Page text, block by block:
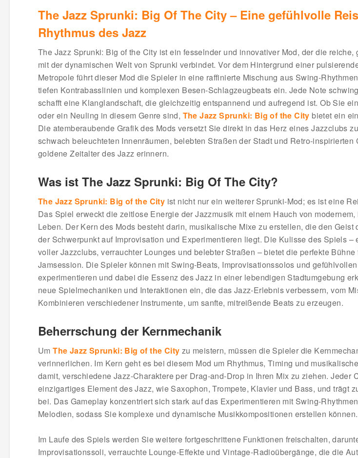
The Jazz Sprunki: Big Of The City – Eine gefühlvolle
Rhythmus des Jazz
The Jazz Sprunki: Big of the City ist ein fesselnder und innovativer Mod, der die
mit der dynamischen Welt von Sprunki verbindet. Vor dem Hintergrund einer
Metropole führt dieser Mod die Spieler in eine raffinierte Mischung aus Swing-
tiefen Kontrabasslinien und komplexen Besen-Schlagzeugbeats ein. Jede Note
schafft eine Klanglandschaft, die gleichzeitig entspannend und aufregend ist. Ob Sie
oder ein Neuling in diesem Genre sind, The Jazz Sprunki: Big of the City bietet ein
Die atemberaubende Grafik des Mods versetzt Sie direkt in das Herz eines Jazzclubs
schwach beleuchteten Innenräumen, belebten Straßen der Stadt und Retro-inspirierten
goldene Zeitalter des Jazz erinnern.
Was ist The Jazz Sprunki: Big Of The City?
The Jazz Sprunki: Big of the City ist nicht nur ein weiterer Sprunki-Mod; es ist eine
Das Spiel erweckt die zeitlose Energie der Jazzmusik mit einem Hauch von
Leben. Der Kern des Mods besteht darin, musikalische Mixe zu erstellen, die den Geist
der Schwerpunkt auf Improvisation und Experimentieren liegt. Die Kulisse des Spiels –
voller Jazzclubs, verrauchter Lounges und belebter Straßen – bietet die perfekte
Jamsession. Die Spieler können mit Swing-Beats, Improvisationssolos und
experimentieren und dabei die Essenz des Jazz in einer lebendigen Stadtumgebung
neue Spielmechaniken und Interaktionen ein, die das Jazz-Erlebnis verbessern, vom
Kombinieren verschiedener Instrumente, um sanfte, mitreißende Beats zu erzeugen.
Beherrschung der Kernmechanik
UmThe Jazz Sprunki: Big of the City zu meistern, müssen die Spieler die
verinnerlichen. Im Kern geht es bei diesem Mod um Rhythmus, Timing und
damit, verschiedene Jazz-Charaktere per Drag-and-Drop in Ihren Mix zu ziehen. Jeder
einzigartiges Element des Jazz, wie Saxophon, Trompete, Klavier und Bass, und trägt
bei. Das Gameplay konzentriert sich stark auf das Experimentieren mit Swing-
Melodien, sodass Sie komplexe und dynamische Musikkompositionen erstellen können.
Im Laufe des Spiels werden Sie weitere fortgeschrittene Funktionen freischalten,
Improvisationssoli, verrauchte Lounge-Effekte und Vintage-Radioübergänge, die die